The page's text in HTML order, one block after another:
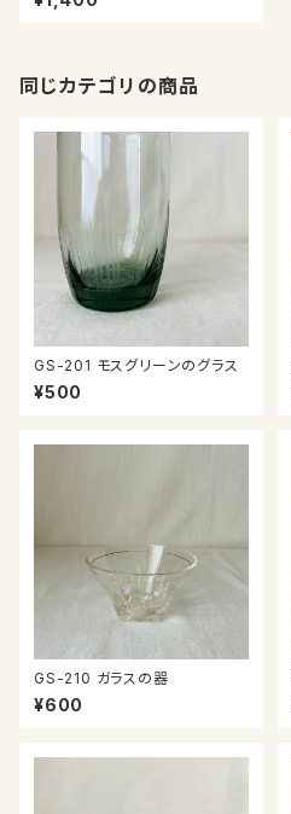
同じカテゴリの商品
GS-201 モスグリーンのグラス
¥500
GS-210 ガラスの器
¥600